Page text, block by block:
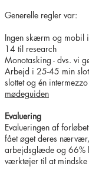
Generelle regler var:
Ingen skærm og mobil
14 til research
Monotasking - dvs. vi
Arbejd i 25-45 min
slottet og én
mødeguiden
Evaluering
Evalueringen af
fået øget deres
arbejdsglæde og 66%
værktøjer til at mindske